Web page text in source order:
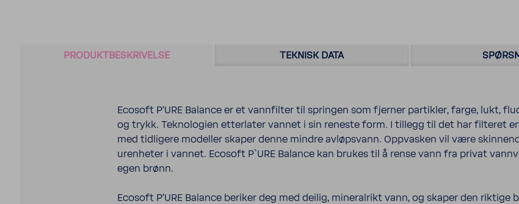
PRODUKTBESKRIVELSE TEKNISK DATA
Ecosoft P'URE Balance er et vannfilter til springen som fjerner partikler, farge, lukt,
og trykk. Teknologien etterlater vannet i sin reneste form. I tillegg til det har filteret
med tidligere modeller skaper denne mindre avløpsvann. Oppvasken vil være
urenheter i vannet. Ecosoft P`URE Balance kan brukes til å rense vann fra privat
egen brønn.
Ecosoft P'URE Balance beriker deg med deilig, mineralrikt vann, og skaper den riktige